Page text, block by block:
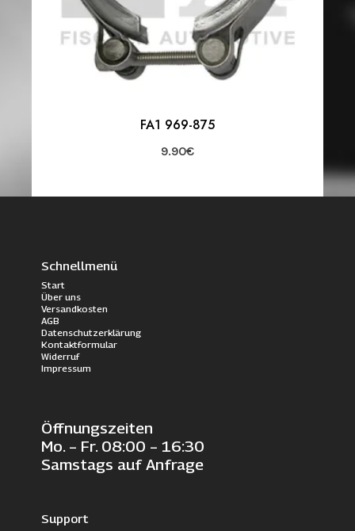
FA1 969-875
9.90€
Schnellmenü
Start
Über uns
Versandkosten
AGB
Datenschutzerklärung
Kontaktformular
Widerruf
Impressum
Öffnungszeiten
Mo. – Fr. 08:00 – 16:30
Samstags auf Anfrage
Support